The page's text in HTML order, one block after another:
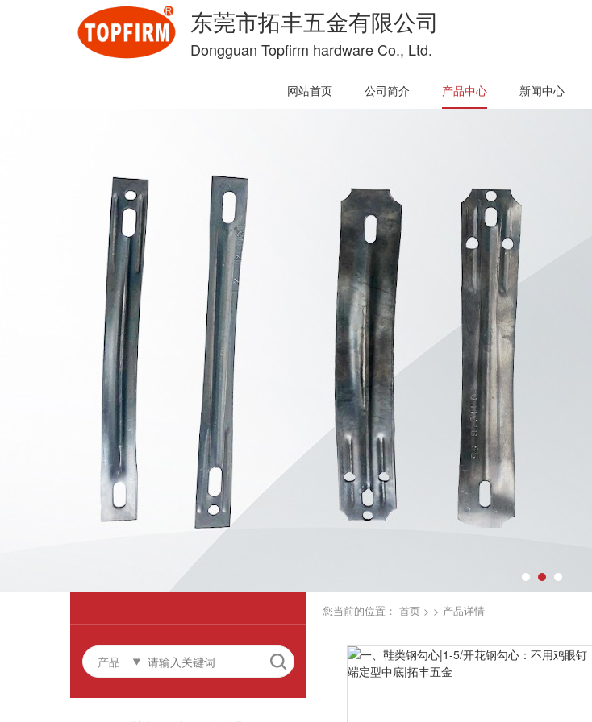
东莞市拓丰五金有限公司
Dongguan Topfirm hardware Co., Ltd.
网站首页 公司简介 产品中心 新闻中心
产品
您当前的位置： 首页 > > 产品详情